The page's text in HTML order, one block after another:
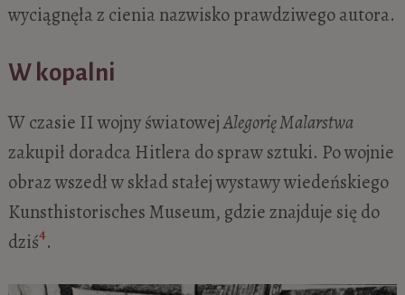
wyciągnęła z cienia nazwisko prawdziwego autora.
W kopalni
W czasie II wojny światowejAlegorię Malarstwa
zakupił doradca Hitlera do spraw sztuki. Po wojnie
obraz wszedł w skład stałej wystawy wiedeńskiego
Kunsthistorisches Museum, gdzie znajduje się do
dziś4.